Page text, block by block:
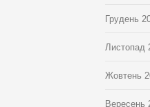
Грудень
Листопад
Жовтень
Вересень